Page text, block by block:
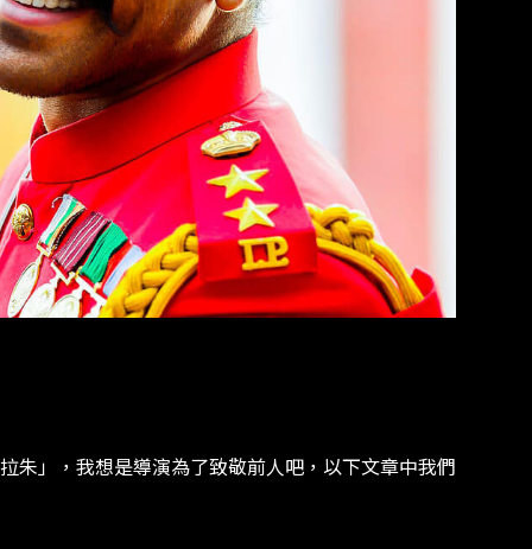
朱」，我想是導演為了致敬前人吧，以下文章中我們